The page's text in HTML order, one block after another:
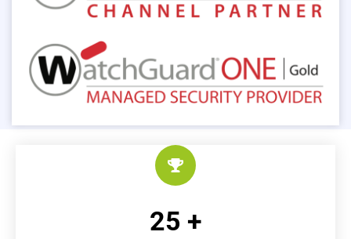
25 +